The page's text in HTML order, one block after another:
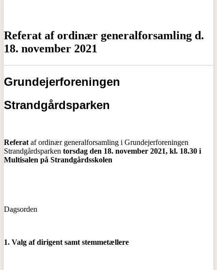
Referat af ordinær generalforsamling d.
18. november 2021
Grundejerforeningen
Strandgårdsparken
Referat af ordinær generalforsamling i Grundejerforeningen
Strandgårdsparken torsdag den 18. november 2021, kl. 18.30 i
Multisalen på Strandgårdsskolen
Dagsorden
1. Valg af dirigent samt stemmetællere